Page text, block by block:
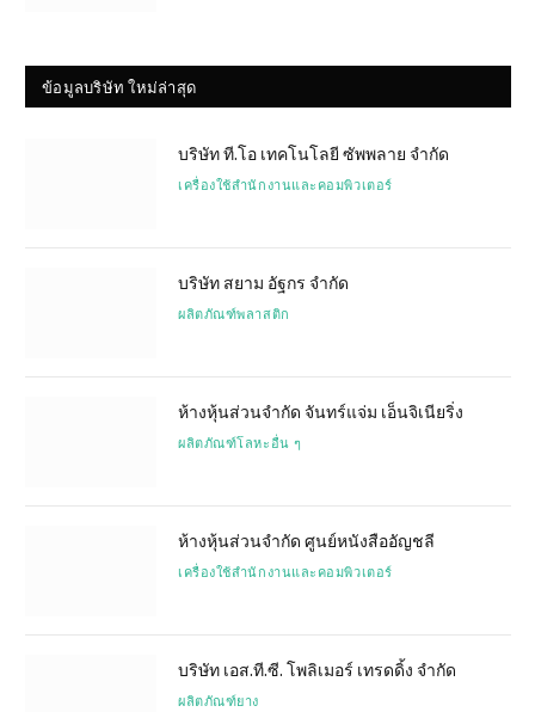
ข้อมูลบริษัท ใหม่ล่าสุด
บริษัท ที.โอ เทคโนโลยี ซัพพลาย จำกัด
เครื่องใช้สำนักงานและคอมพิวเตอร์
บริษัท สยาม อัฐกร จำกัด
ผลิตภัณฑ์พลาสติก
ห้างหุ้นส่วนจำกัด จันทร์แจ่ม เอ็นจิเนียริ่ง
ผลิตภัณฑ์โลหะอื่น ๆ
ห้างหุ้นส่วนจำกัด ศูนย์หนังสืออัญชลี
เครื่องใช้สำนักงานและคอมพิวเตอร์
บริษัท เอส.ที.ซี. โพลิเมอร์ เทรดดิ้ง จำกัด
ผลิตภัณฑ์ยาง